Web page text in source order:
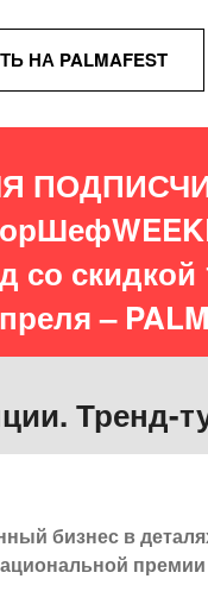
НА PALMAFEST
со скидкой
–
Тренд-
бизнес в